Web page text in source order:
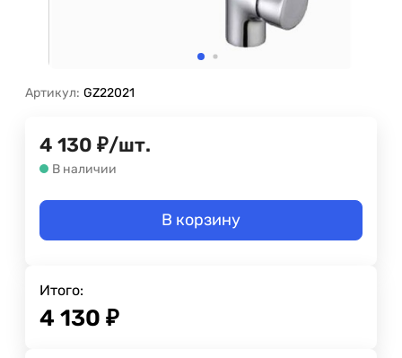
Артикул: GZ22021
4 130 ₽/шт.
В наличии
В корзину
Итого:
4 130 ₽